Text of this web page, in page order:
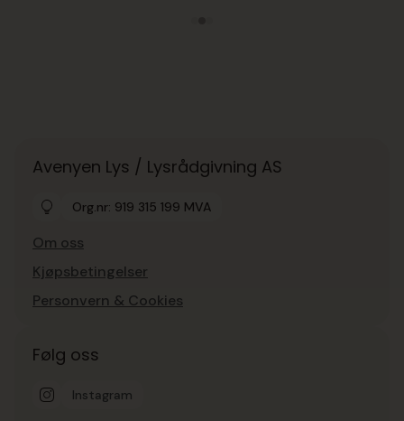
Avenyen Lys / Lysrådgivning AS
Org.nr: 919 315 199 MVA
Om oss
Kjøpsbetingelser
Personvern & Cookies
Følg oss
Instagram